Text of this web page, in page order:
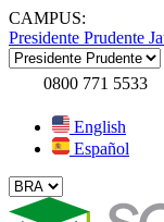
CAMPUS:
Presidente Prudente
0800 771 5533
English
Español